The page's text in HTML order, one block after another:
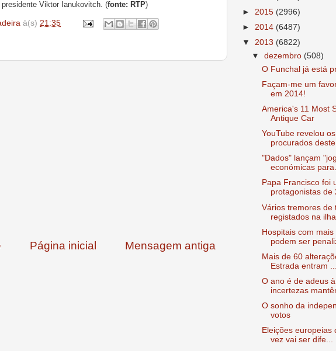
Viktor Ianukovitch. (fonte: RTP)
à(s) 21:35
Mensagem antiga
Página inicial
► 2015 (2996)
► 2014 (6487)
▼ 2013 (6822)
▼dezembro (508)
O Funchal já está
Façam-me um
em 2014!
America's 11 Most
Antique Car
YouTube revelou
procurados
"Dados" lançam
económicas
Papa Francisco foi
protagonistas de
Vários tremores de
registados na ilha
Hospitais com
podem ser
Mais de 60
Estrada entram ...
O ano é de adeus
incertezas
O sonho da
votos
Eleições europeias
vez vai ser dife...